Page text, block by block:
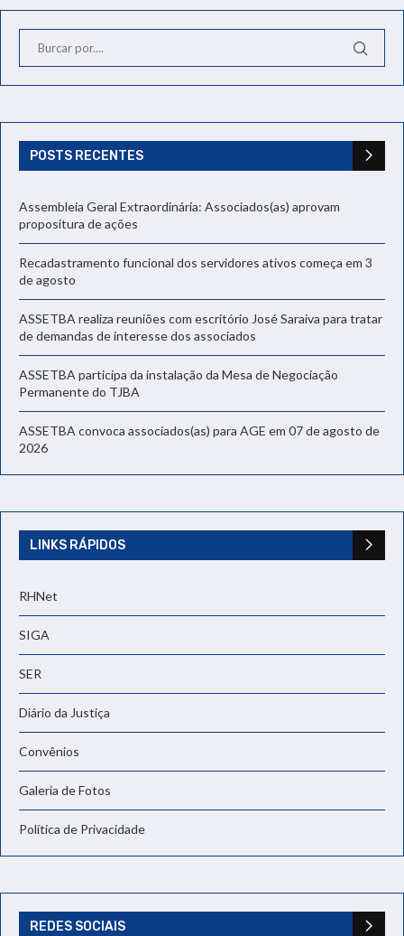
POSTS RECENTES
Assembleia Geral Extraordinária: Associados(as) aprovam
propositura de ações
Recadastramento funcional dos servidores ativos começa em 3
de agosto
ASSETBA realiza reuniões com escritório José Saraiva para tratar
de demandas de interesse dos associados
ASSETBA participa da instalação da Mesa de Negociação
Permanente do TJBA
ASSETBA convoca associados(as) para AGE em 07 de agosto de
2026
LINKS RÁPIDOS
RHNet
SIGA
SER
Diário da Justiça
Convênios
Galeria de Fotos
Política de Privacidade
REDES SOCIAIS